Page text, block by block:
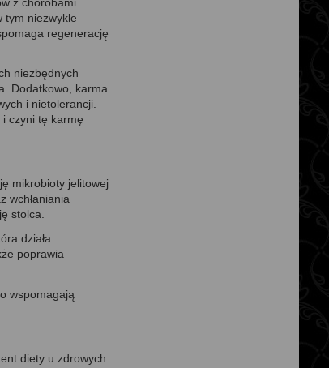
tym niezwykle
regenerację
niezbędnych
Dodatkowo, karma
i nietolerancji.
czyni tę karmę
mikrobioty jelitowej
wchłaniania
stolca.
działa
poprawia
wspomagają
diety u zdrowych